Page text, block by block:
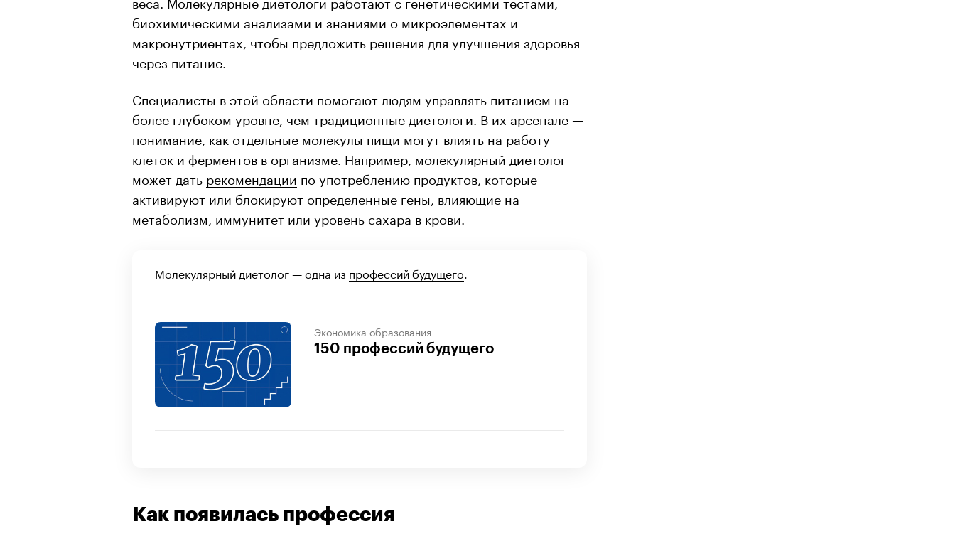
биохимическими анализами и знаниями о микроэлементах и
макронутриентах, чтобы предложить решения для улучшения здоровья
через питание.
Специалисты в этой области помогают людям управлять питанием на
более глубоком уровне, чем традиционные диетологи. В их арсенале —
понимание, как отдельные молекулы пищи могут влиять на работу
клеток и ферментов в организме. Например, молекулярный диетолог
может дать рекомендации по употреблению продуктов, которые
активируют или блокируют определенные гены, влияющие на
метаболизм, иммунитет или уровень сахара в крови.
Молекулярный диетолог — одна из профессий будущего
Экономика образования
150 профессий будущего
Как появилась профессия